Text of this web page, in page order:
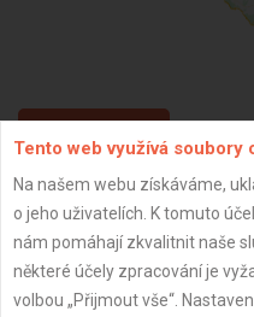
ZPĚT
Aktualizováno z portálu
Tento web využívá soubory
Na našem webu získáváme,
o jeho uživatelích. K tomuto
nám pomáhají zkvalitnit naše
některé účely zpracování je
volbou „Přijmout vše“.